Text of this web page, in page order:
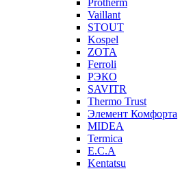
Protherm
Vaillant
STOUT
Kospel
ZOTA
Ferroli
РЭКО
SAVITR
Thermo Trust
Элемент Комфорта
MIDEA
Termica
E.C.A
Kentatsu